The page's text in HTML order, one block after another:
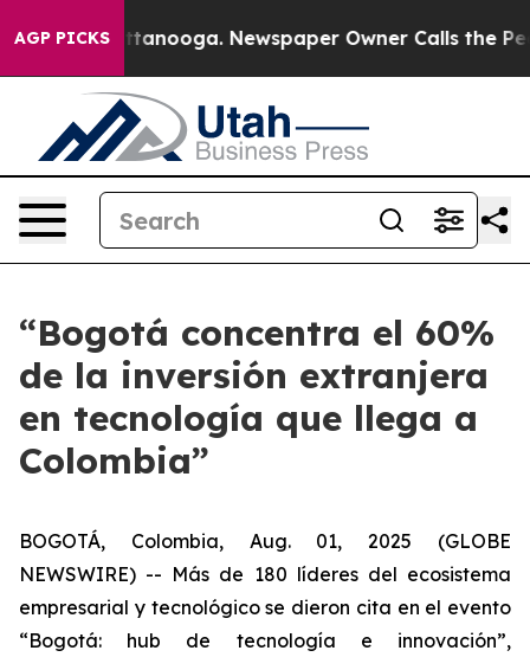
AGP PICKS
in Chattanooga. Newspaper Owner Calls the
“Bogotá concentra el 60%
de la inversión extranjera
en tecnología que llega a
Colombia”
BOGOTÁ, Colombia, Aug. 01, 2025 (GLOBE
NEWSWIRE) -- Más de 180 líderes del ecosistema
empresarial y tecnológico se dieron cita en el evento
“Bogotá: hub de tecnología e innovación”,